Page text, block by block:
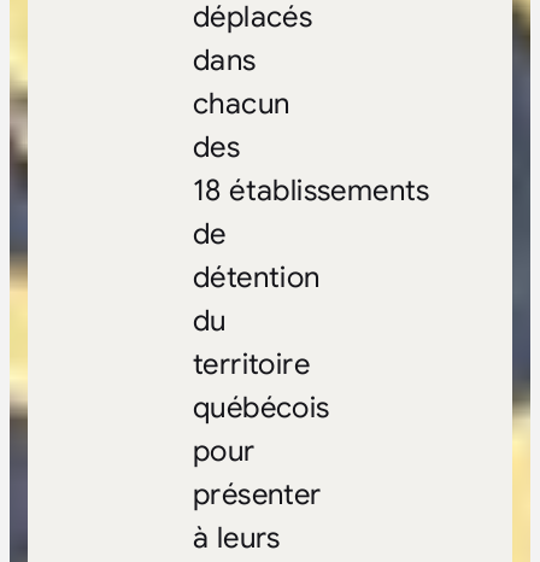
déplacés
dans
chacun
des
18 établissements
de
détention
du
territoire
québécois
pour
présenter
à leurs